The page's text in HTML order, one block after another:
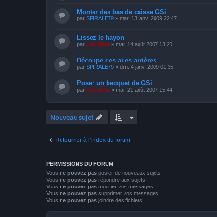
Monter des bas de caisse GSi
par SPIRALE79 » mar. 13 janv. 2009 22:47
Lissez le hayon
par LeKiffeur » mar. 14 août 2007 13:20
Découpe des ailes arrières
par SPIRALE79 » dim. 4 janv. 2009 01:35
Poser un becquet de GSi
par LeKiffeur » mar. 21 août 2007 15:44
Nouveau sujet
Retourner à l’index du forum
PERMISSIONS DU FORUM
Vous ne pouvez pas poster de nouveaux sujets
Vous ne pouvez pas répondre aux sujets
Vous ne pouvez pas modifier vos messages
Vous ne pouvez pas supprimer vos messages
Vous ne pouvez pas joindre des fichiers